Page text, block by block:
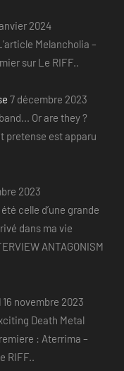
2024
Melancholia –
sur Le RIFF..
7 décembre 2023
Or are they ?
pretense est apparu
2023
celle d’une grande
dans ma vie
ANTAGONISM
16 novembre 2023
Death Metal
: Aterrima –
RIFF..